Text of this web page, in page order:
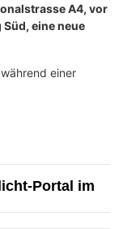
A4, vor
eine neue
einer
Portal im